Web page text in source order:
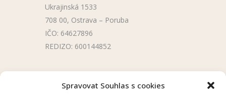
Spravovat Souhlas s cookies
Ukrajinská 1533
708 00, Ostrava – Poruba
IČO: 64627896
REDIZO: 600144852